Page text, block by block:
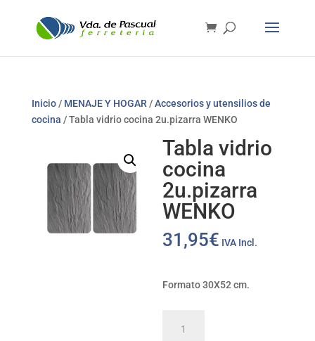
Inicio/ MENAJE Y HOGAR /Accesorios y utensilios de
cocina / Tabla vidrio cocina 2u.pizarra WENKO
Tabla vidrio
cocina
2u.pizarra
WENKO
31,95€ IVA Incl.
Formato 30X52 cm.
vidrio